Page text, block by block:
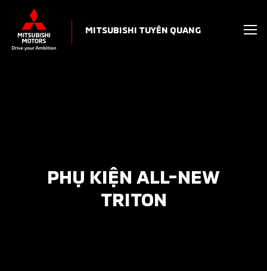
MITSUBISHI TUYÊN QUANG
PHỤ KIỆN ALL-NEW
TRITON